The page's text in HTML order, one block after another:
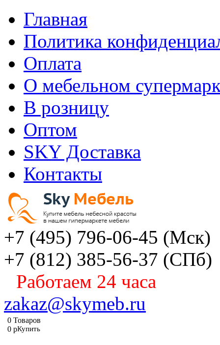
Главная
Политика
Оплата
О мебельном
В розницу
Оптом
SKY Доставка
Контакты
+7 (495) 796-06-45 (Мск)
+7 (812) 385-56-37 (СПб)
Работаем 24 часа
zakaz@skymeb.ru
0 Товаров
0 pКупить